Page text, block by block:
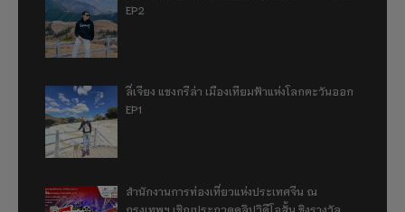
EP2
ลี่เจียง แชงกรีล่า เมืองเทียมฟ้าแห่งโลกตะวันออก
EP1
สำนักงานการท่องเที่ยวแห่งประเทศจีน ณ
กรุงเทพฯ เชิญประกวดคลิปวิดีโอสั้น ชิงรางวัล